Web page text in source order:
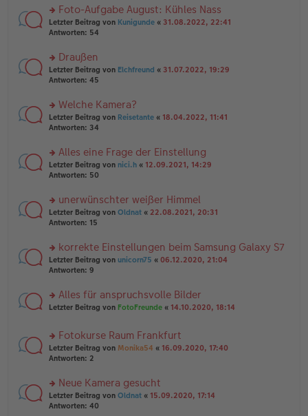
tr
a
g
el
es
e
B
ei
tr
g
rs
te
n
g
el
e
n
er
tr
a
g
Foto-Aufgabe August: Kühles Nass
Letzter Beitrag von Kunigunde « 31.08.2022, 22:41
Antworten: 54
rs
te
n
g
el
e
n
er
tr
a
g
Draußen
Letzter Beitrag von Elchfreund « 31.07.2022, 19:29
Antworten: 45
rs
te
n
g
el
e
n
er
tr
a
g
Welche Kamera?
Letzter Beitrag von Reisetante « 18.04.2022, 11:41
Antworten: 34
rs
te
n
g
el
e
n
er
tr
a
Alles eine Frage der Einstellung
Letzter Beitrag von nici.h « 12.09.2021, 14:29
Antworten: 50
rs
te
n
g
el
e
n
ei
tr
a
unerwünschter weißer Himmel
Letzter Beitrag von Oldnat « 22.08.2021, 20:31
Antworten: 15
rs
te
n
g
es
e
n
er
ei
tr
a
korrekte Einstellungen beim Samsung Galaxy S7
Letzter Beitrag von unicorn75 « 06.12.2020, 21:04
Antworten: 9
rs
u
n
g
es
e
n
er
Alles für anspruchsvolle Bilder
Letzter Beitrag von FotoFreunde « 14.10.2020, 18:14
rs
te
n
g
el
Fotokurse Raum Frankfurt
Letzter Beitrag von Monika54 « 16.09.2020, 17:40
Antworten: 2
rs
te
Neue Kamera gesucht
Letzter Beitrag von Oldnat « 15.09.2020, 17:14
Antworten: 40